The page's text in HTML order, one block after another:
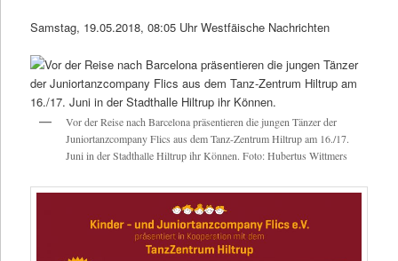
Samstag, 19.05.2018, 08:05 Uhr Westfäische Nachrichten
Vor der Reise nach Barcelona präsentieren die jungen Tänzer der
Juniortanzcompany Flics aus dem Tanz-Zentrum Hiltrup am 16./17.
Juni in der Stadthalle Hiltrup ihr Können. Foto: Hubertus Wittmers